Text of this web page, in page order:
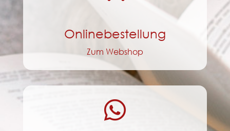
Onlinebestellung
Zum Webshop
